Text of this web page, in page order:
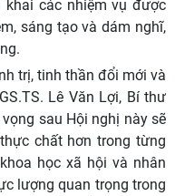
các nhiệm vụ được
sáng tạo và dám nghĩ,
trị, tinh thần đổi mới và
Lê Văn Lợi, Bí thư
sau Hội nghị này sẽ
chất hơn trong từng
học xã hội và nhân
lượng quan trọng trong